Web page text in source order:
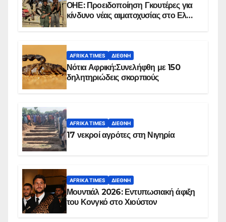
ΟΗΕ: Προειδοποίηση Γκουτέρες για
κίνδυνο νέας αιματοχυσίας στο Ελ
AFRIKA TIMES ΔΙΕΘΝΉ
Νότια Αφρική:Συνελήφθη με 150
δηλητηριώδεις σκορπιούς
AFRIKA TIMES ΔΙΕΘΝΉ
17 νεκροί αγρότες στη Νιγηρία
AFRIKA TIMES ΔΙΕΘΝΉ
Μουντιάλ 2026: Εντυπωσιακή άφιξη
του Κονγκό στο Χιούστον